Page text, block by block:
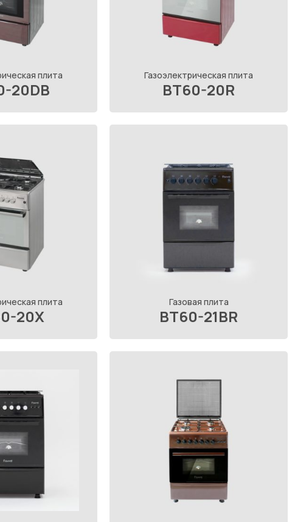
плита
20DB
Газоэлектрическая плита
BT60-20R
плита
20X
Газовая плита
BT60-21BR